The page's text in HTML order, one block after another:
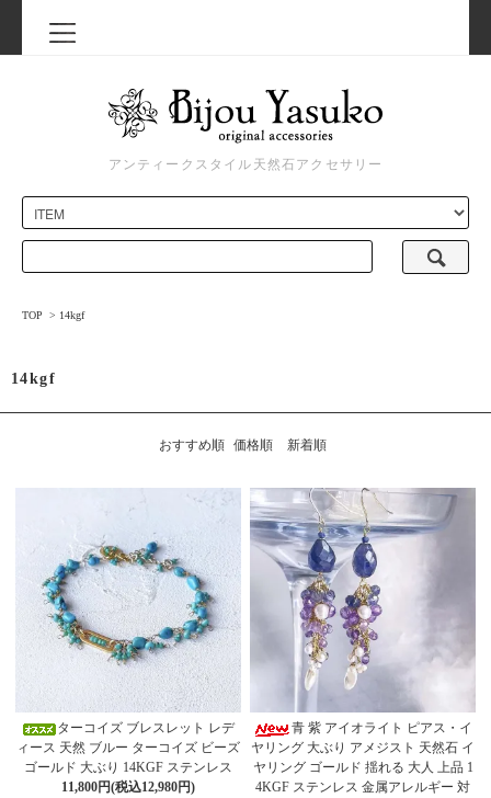
アンティークスタイル天然石アクセサリー
TOP > 14kgf
14kgf
おすすめ順 価格順 新着順
ターコイズ ブレスレット レデ
ィース 天然 ブルー ターコイズ ビーズ
ゴールド 大ぶり 14KGF ステンレス
11,800円(税込12,980円)
青 紫 アイオライト ピアス・イ
ヤリング 大ぶり アメジスト 天然石 イ
ヤリング ゴールド 揺れる 大人 上品 1
4KGF ステンレス 金属アレルギー 対